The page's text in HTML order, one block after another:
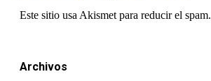
Este sitio usa Akismet para reducir el spam.
Archivos